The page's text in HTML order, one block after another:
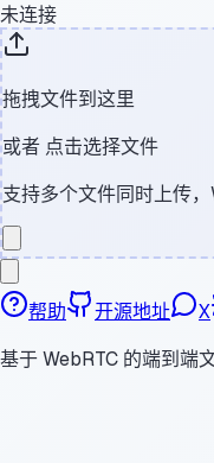
未连接
拖拽文件到这里
或者 点击选择文件
支持多个文件同时上传
帮助 开源地址 X
基于 WebRTC 的端到端